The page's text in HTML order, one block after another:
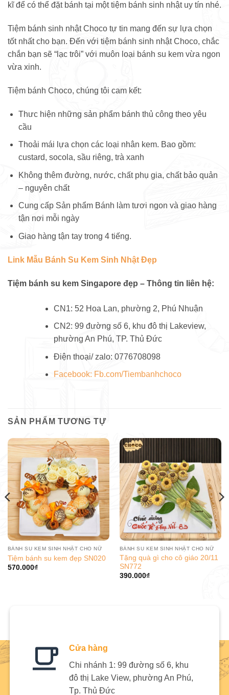
kĩ để có thể đặt bánh tại một tiệm bánh sinh nhật uy tín nhé.
Tiệm bánh sinh nhật Choco tự tin mang đến sự lựa chọn
tốt nhất cho bạn. Đến với tiệm bánh sinh nhật Choco, chắc
chắn bạn sẽ “lạc trôi” với muôn loại bánh su kem vừa ngon
vừa xinh.
Tiệm bánh Choco, chúng tôi cam kết:
Thưc hiện những sản phẩm bánh thủ công theo yêu
cầu
Thoải mái lựa chọn các loại nhân kem. Bao gồm:
custard, socola, sầu riêng, trà xanh
Không thêm đường, nước, chất phụ gia, chất bảo quản
– nguyên chất
Cung cấp Sản phẩm Bánh làm tươi ngon và giao hàng
tận nơi mỗi ngày
Giao hàng tận tay trong 4 tiếng.
Link Mẫu Bánh Su Kem Sinh Nhật Đẹp
Tiệm bánh su kem Singapore đẹp – Thông tin liên hệ:
CN1: 52 Hoa Lan, phường 2, Phú Nhuận
CN2: 99 đường số 6, khu đô thị Lakeview,
phường An Phú, TP. Thủ Đức
Điện thoại/ zalo: 0776708098
Facebook: Fb.com/Tiembanhchoco
SẢN PHẨM TƯƠNG TỰ
BÁNH SU KEM SINH NHẬT CHO NỮ
Tiệm bánh su kem đẹp SN020
570.000₫
BÁNH SU KEM SINH NHẬT CHO NỮ
Tặng quà gì cho cô giáo 20/11
SN772
390.000₫
Cửa hàng
Chi nhánh 1: 99 đường số 6, khu
đô thị Lake View, phường An Phú,
Tp. Thủ Đức